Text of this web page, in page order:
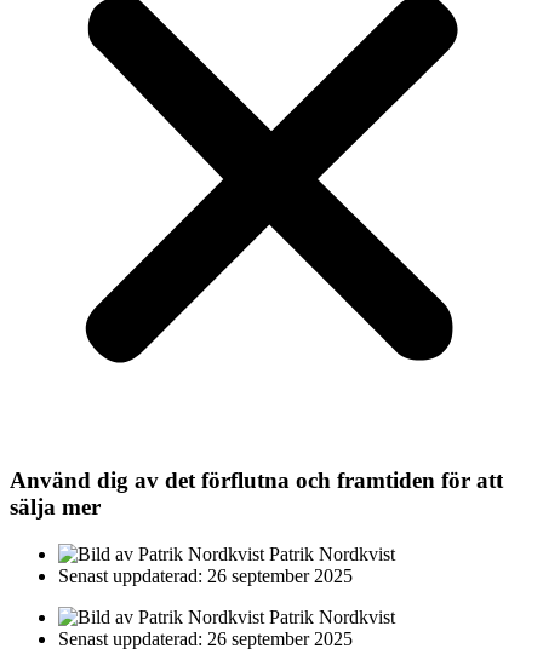
Använd dig av det förflutna och framtiden för att
sälja mer
Patrik Nordkvist
Senast uppdaterad: 26 september 2025
Patrik Nordkvist
Senast uppdaterad: 26 september 2025